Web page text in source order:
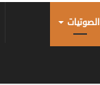
الصوتيات